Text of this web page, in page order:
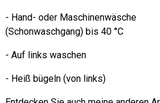
- Hand- oder Maschinenwäsche
(Schonwaschgang) bis 40 °C
- Auf links waschen
- Heiß bügeln (von links)